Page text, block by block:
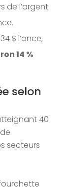
de l’argent
$ l’once,
14 %
selon
40
secteurs